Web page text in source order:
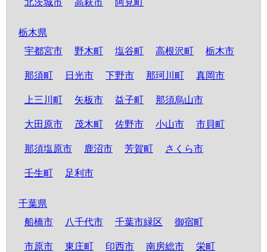
北茨城市 高萩市 阿見町
栃木県
宇都宮市
野木町 塩谷町 高根沢町 栃木市
那須町 日光市 下野市 那珂川町 真岡市
上三川町 矢板市 益子町 那須烏山市
大田原市 茂木町 佐野市 小山市 市貝町
那須塩原市 鹿沼市 芳賀町 さくら市
壬生町 足利市
千葉県
船橋市
八千代市 千葉市緑区 御宿町
市原市 東庄町 印西市 南房総市 栄町